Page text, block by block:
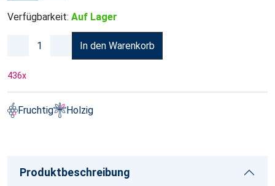
Verfügbarkeit: Auf Lager
In den Warenkorb
436x
Fruchtig Holzig
Produktbeschreibung